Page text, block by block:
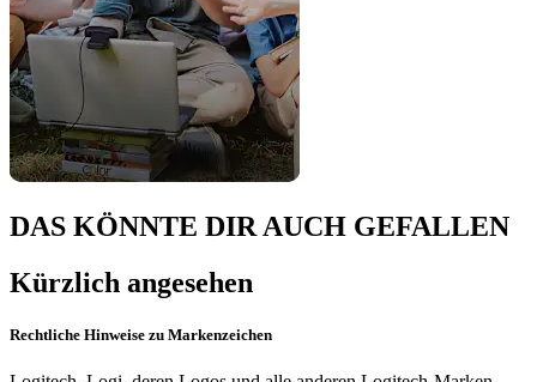
DAS KÖNNTE DIR AUCH GEFALLEN
Kürzlich angesehen
Rechtliche Hinweise zu Markenzeichen